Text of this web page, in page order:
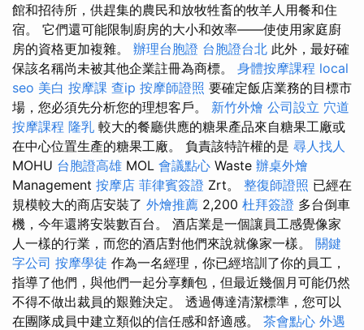
館和招待所，供趕集的農民和放牧牲畜的牧羊人用餐和住
宿。 它們還可能限制廚房的大小和效率——使使用家庭廚
房的資格更加複雜。 辦理台胞證 台胞證台北 此外，最好確
保該名稱尚未被其他企業註冊為商標。 身體按摩課程 local
seo 美白 按摩課 查ip 按摩師證照 要確定飯店業務的目標市
場，您必須先分析您的理想客戶。 新竹外燴 公司設立 穴道
按摩課程 隆乳 較大的餐廳供應的糖果產品來自糖果工廠或
在中心位置生產的糖果工廠。 負責該特許權的是 尋人找人
MOHU 台胞證高雄 MOL 會議點心 Waste 辦桌外燴
Management 按摩店 菲律賓簽證 Zrt。 整復師證照 已經在
規模較大的商店安裝了 外燴推薦 2,200 杜拜簽證 多台倒車
機，今年還將安裝數百台。 酒店業是一個讓員工感覺像家
人一樣的行業，而您的酒店對他們來說就像家一樣。 關鍵
字公司 按摩學徒 作為一名經理，你已經培訓了你的員工，
指導了他們，與他們一起分享麵包，但最近幾個月可能仍然
不得不做出裁員的艱難決定。 透過傳達清潔標準，您可以
在團隊成員中建立類似的信任感和舒適感。 茶會點心 外遇